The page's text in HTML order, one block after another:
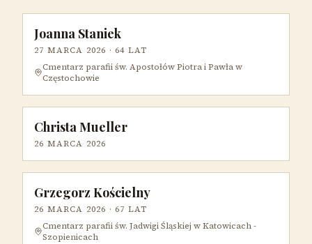
Joanna Staniek
27 MARCA 2026 · 64 LAT
Cmentarz parafii św. Apostołów Piotra i Pawła w
Częstochowie
Christa Mueller
26 MARCA 2026
Grzegorz Kościelny
26 MARCA 2026 · 67 LAT
Cmentarz parafii św. Jadwigi Śląskiej w Katowicach -
Szopienicach